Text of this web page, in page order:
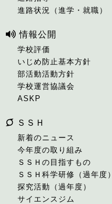
進路状況（進学・就職）
情報公開
学校評価
いじめ防止基本方針
部活動活動方針
学校運営協議会
ASKP
ＳＳＨ
新着のニュース
今年度の取り組み
ＳＳＨの目指すもの
ＳＳＨ科学研修（過年度）
探究活動（過年度）
サイエンスジム